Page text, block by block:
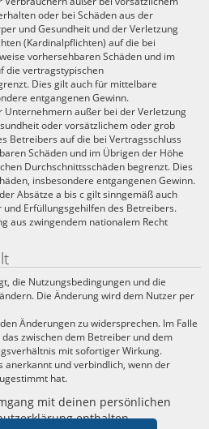
oder bei Schäden aus der
und Gesundheit und der Verletzung
(Kardinalpflichten) auf die bei
vorhersehbaren Schäden und im
die vertragstypischen
Dies gilt auch für mittelbare
entgangenen Gewinn.
Unternehmern außer bei der Verletzung
oder vorsätzlichem oder grob
Betreibers auf die bei Vertragsschluss
Schäden und im Übrigen der Höhe
Durchschnittsschäden begrenzt. Dies
insbesondere entgangenen Gewinn.
Absätze a bis c gilt sinngemäß auch
Erfüllungsgehilfen des Betreibers.
aus zwingendem nationalem Recht
die Nutzungsbedingungen und die
Die Änderung wird dem Nutzer per
Änderungen zu widersprechen. Im Falle
zwischen dem Betreiber und dem
mit sofortiger Wirkung.
anerkannt und verbindlich, wenn der
hat.
mit deinen persönlichen
enthalten.